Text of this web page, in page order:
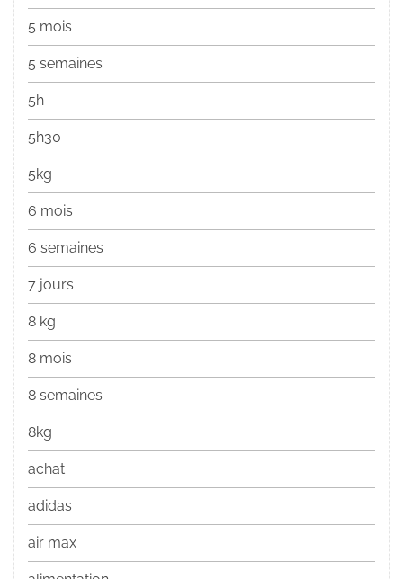
5 mois
5 semaines
5h
5h30
5kg
6 mois
6 semaines
7 jours
8 kg
8 mois
8 semaines
8kg
achat
adidas
air max